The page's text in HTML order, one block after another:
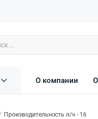
О компании
Производительность л/ч - 16